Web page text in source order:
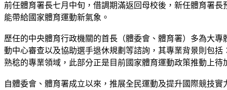
前任體育署長七月中旬，借調期滿返回母校後，新任體育署
能帶給國家體育運動新氣象。
歷任的中央體育行政機關的首長（體委會、體育署）多為大
動中心審查以及協助選手退休規劃等諮詢，其專業背景則包
熟稔的專業領域，此部分正是目前國家體育運動政策推動上待
自體委會、體育署成立以來，推展全民運動及提升國際競技